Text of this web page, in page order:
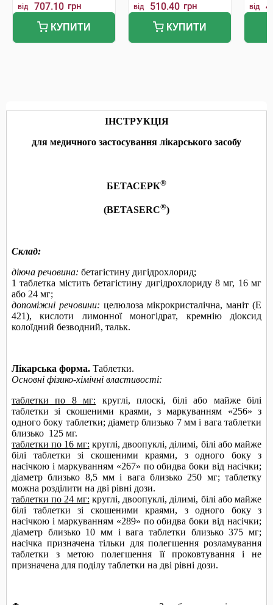
від 707.10 грн
КУПИТИ
від 510.40 грн
КУПИТИ
від